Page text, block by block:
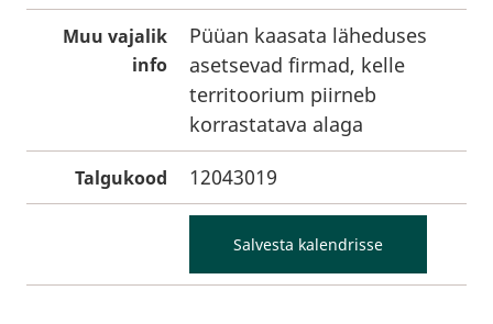
Muu vajalik
info
Püüan kaasata läheduses
asetsevad firmad, kelle
territoorium piirneb
korrastatava alaga
Talgukood 12043019
Salvesta kalendrisse